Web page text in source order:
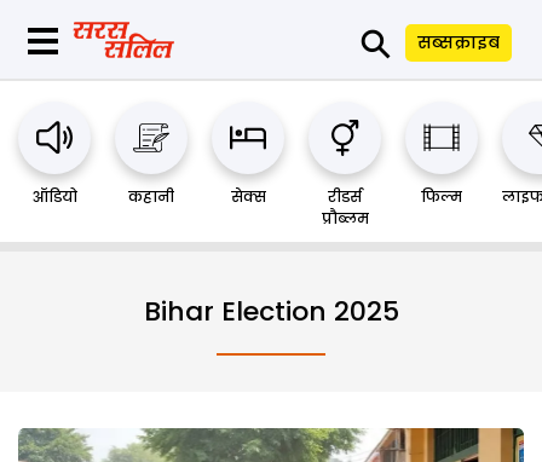
⚲ सब्सक्राइब
ऑडियो कहानी सेक्स
रीडर्स
प्रौब्लम
फिल्म
Bihar Election 2025